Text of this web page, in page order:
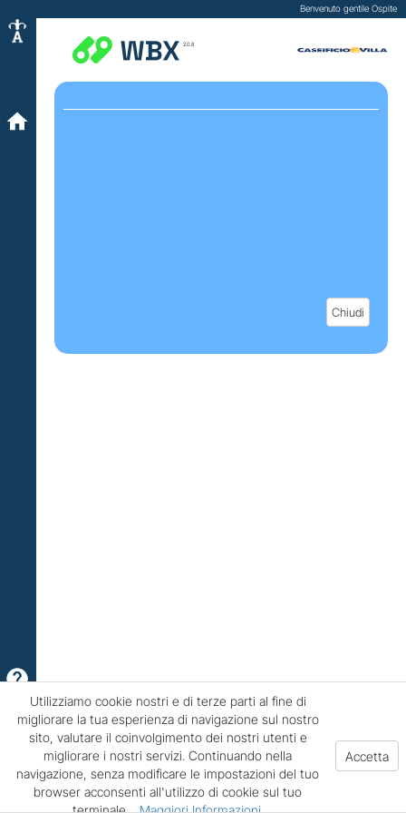
Benvenuto gentile Ospite
2.0.8
Chiudi
Utilizziamo cookie nostri e di terze parti al fine di
migliorare la tua esperienza di navigazione sul nostro
sito, valutare il coinvolgimento dei nostri utenti e
migliorare i nostri servizi. Continuando nella
navigazione, senza modificare le impostazioni del tuo
browser acconsenti all'utilizzo di cookie sul tuo
terminale.
Maggiori Informazioni.